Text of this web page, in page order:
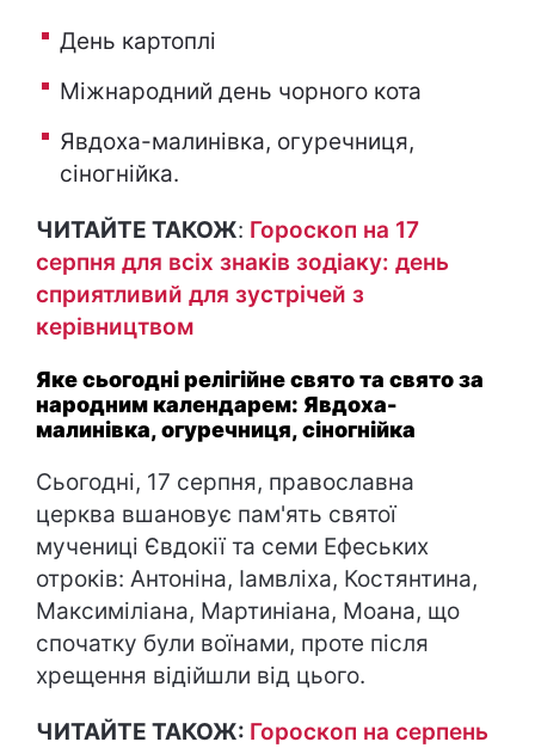
День картоплі
Міжнародний день чорного кота
Явдоха-малинівка, огуречниця,
сіногнійка.
ЧИТАЙТЕ ТАКОЖ: Гороскоп на 17
серпня для всіх знаків зодіаку: день
сприятливий для зустрічей з
керівництвом
Яке сьогодні релігійне свято та свято за
народним календарем: Явдоха-
малинівка, огуречниця, сіногнійка
Сьогодні, 17 серпня, православна
церква вшановує пам'ять святої
мучениці Євдокії та семи Ефеських
отроків: Антоніна, Іамвліха, Костянтина,
Максиміліана, Мартиніана, Моана, що
спочатку були воїнами, проте після
хрещення відійшли від цього.
ЧИТАЙТЕ ТАКОЖ: Гороскоп на серпень